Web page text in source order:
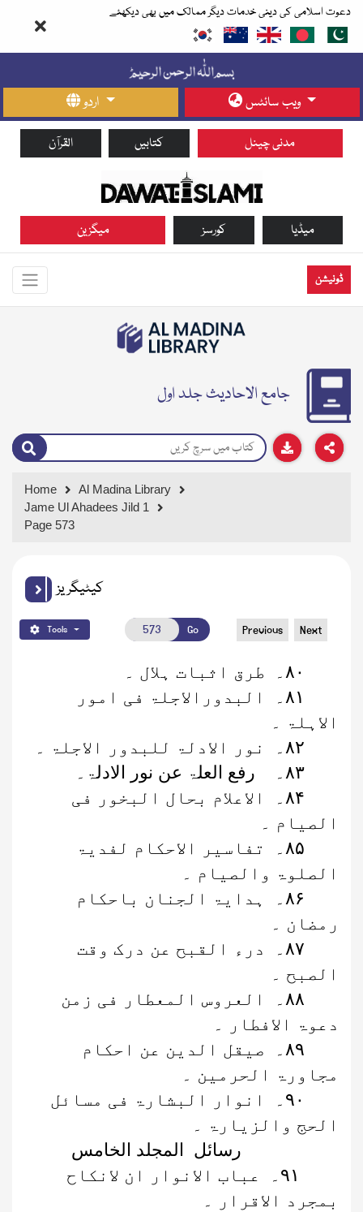
دعوت اسلامی کی دینی خدمات دیگر ممالک میں بھی دیکھئے
اردو ویب سائٹس
القرآن کتابیں مدنی چینل
میگزین کورسز میڈیا
ڈونیشن
جامع الاحادیث جلد اول
Home
Al Madina Library
Jame Ul Ahadees Jild 1
Page 573
کیٹیگریز
Tools Go Previous Next
۸۰۔
طرق اثبات ہلال ۔
۸۱۔
البدورالاجلۃ فی امور
الاہلۃ ۔
۸۲۔
نور الادلۃ للبدور الاجلۃ ۔
۸۳۔ رفع العلۃ عن نور الادلۃ۔
۸۴۔
الاعلام بحال البخور فی
الصیام ۔
۸۵۔
تفاسیر الاحکام لفدیۃ
الصلوۃ والصیام ۔
۸۶۔
ہدایۃ الجنان باحکام
رمضان ۔
۸۷۔
درء القبح عن درک وقت
الصبح ۔
۸۸۔
العروس المعطار فی زمن
دعوۃ الافطار ۔
۸۹۔
صیقل الدین عن احکام
مجاورۃ الحرمین ۔
۹۰ ۔
انوار البشارۃ فی مسائل
الحج والزیارۃ ۔
رسائل المجلد الخامس
۹۱ ۔
عباب الانوار ان لانکاح
بمجرد الاقرار ۔